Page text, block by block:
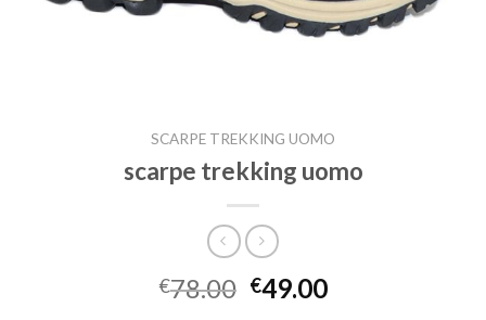
SCARPE TREKKING UOMO
scarpe trekking uomo
€78.00 €49.00